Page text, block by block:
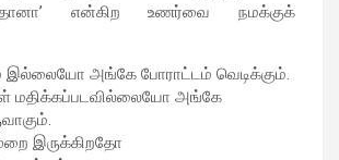
என்கிற உணர்வை நமக்குக்
இல்லையோ அங்கே போராட்டம் வெடிக்கும்.
மதிக்கப்படவில்லையோ அங்கே
இருக்கிறதோ